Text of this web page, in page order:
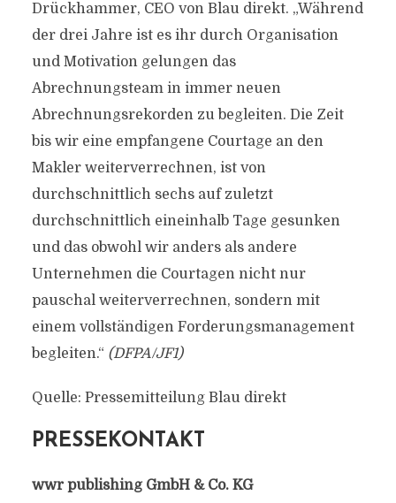
Drückhammer, CEO von Blau direkt. „Während
der drei Jahre ist es ihr durch Organisation
und Motivation gelungen das
Abrechnungsteam in immer neuen
Abrechnungsrekorden zu begleiten. Die Zeit
bis wir eine empfangene Courtage an den
Makler weiterverrechnen, ist von
durchschnittlich sechs auf zuletzt
durchschnittlich eineinhalb Tage gesunken
und das obwohl wir anders als andere
Unternehmen die Courtagen nicht nur
pauschal weiterverrechnen, sondern mit
einem vollständigen Forderungsmanagement
begleiten.“ (DFPA/JF1)
Quelle: Pressemitteilung Blau direkt
PRESSEKONTAKT
wwr publishing GmbH & Co. KG